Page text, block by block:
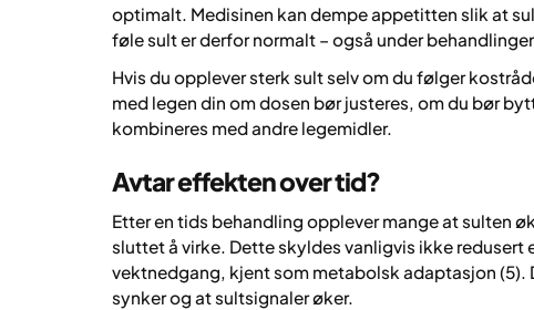
optimalt. Medisinen kan dempe appetitten slik at
føle sult er derfor normalt – også under
Hvis du opplever sterk sult selv om du følger
med legen din om dosen bør justeres, om du bør
kombineres med andre legemidler.
Avtar effekten over tid?
Etter en tids behandling opplever mange at sulten
sluttet å virke. Dette skyldes vanligvis ikke
vektnedgang, kjent som metabolsk adaptasjon
synker og at sultsignaler øker.